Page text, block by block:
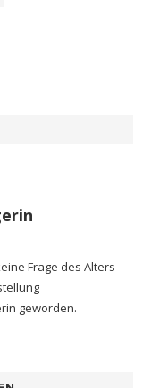
Frage des Alters –
geworden.